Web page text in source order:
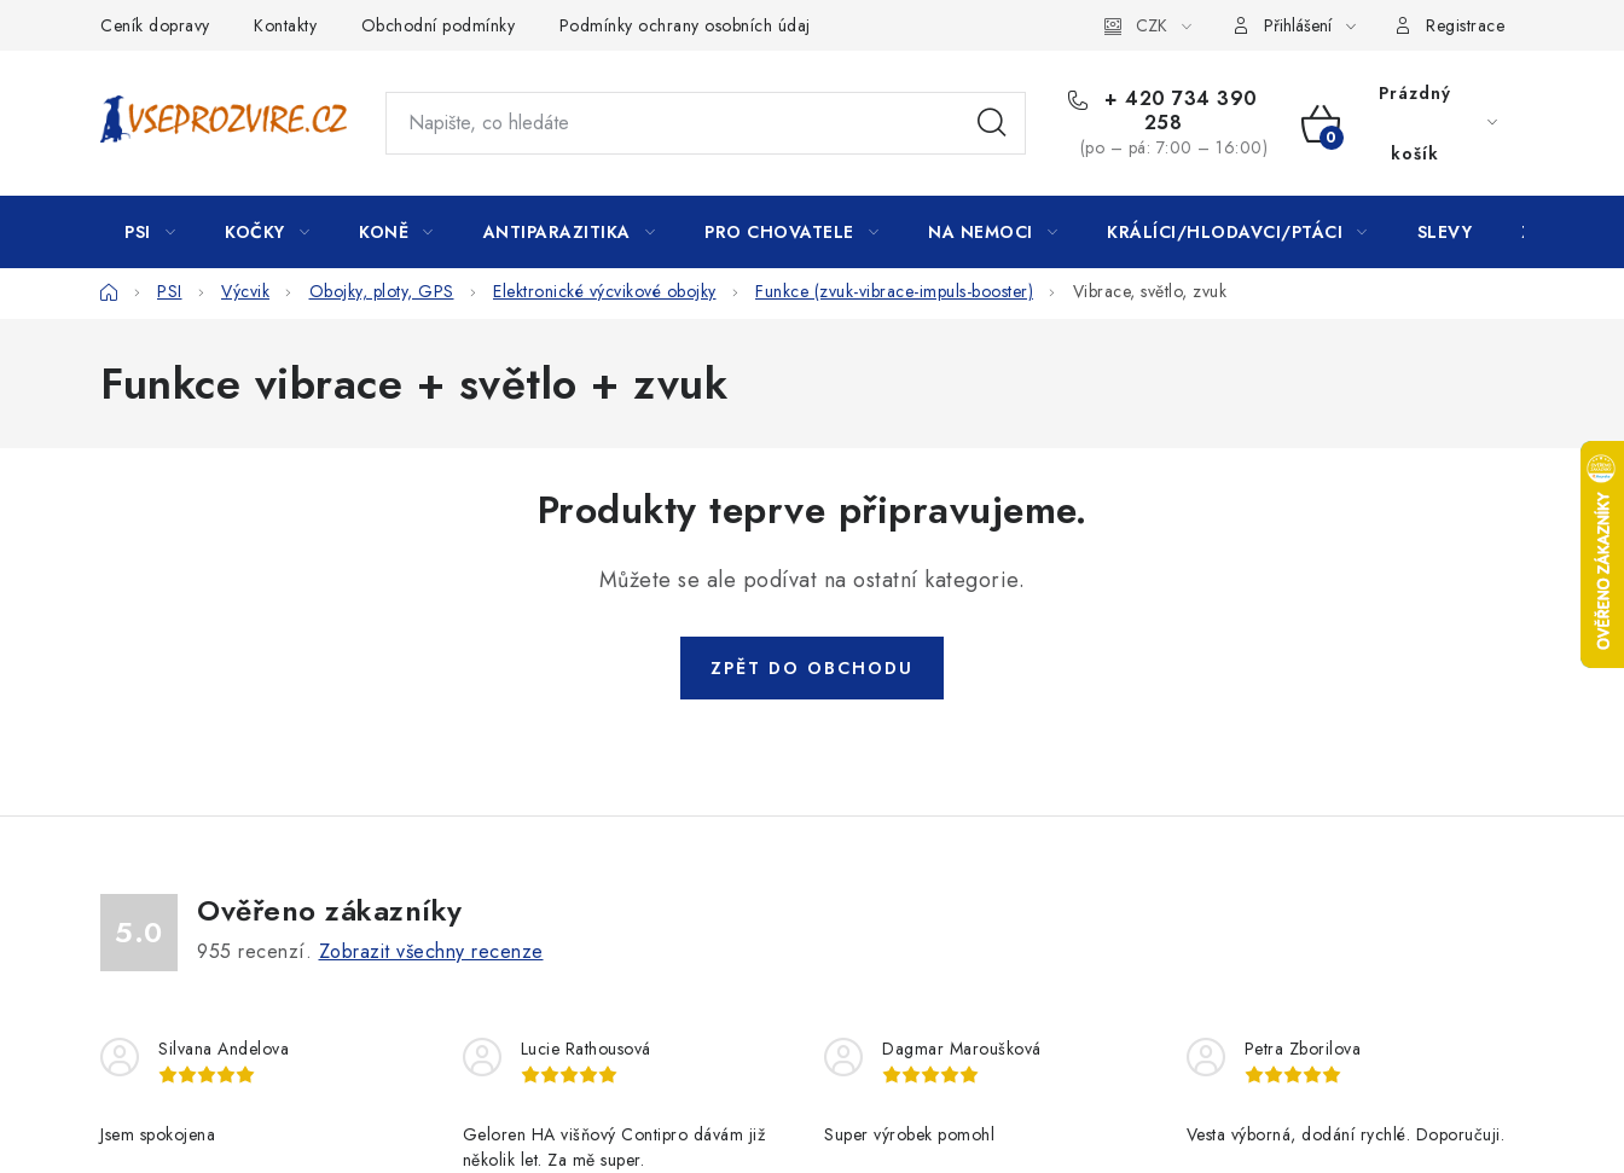
Ceník dopravy Kontakty Obchodní podmínky Podmínky ochrany osobních údajů CZK Přihlášení Registrace
+ 420 734 390
258
(po – pá: 7:00 – 16:00)
NÁKUPNÍ
KOŠÍK
Prázdný
košík
PSI KOČKY KONĚ ANTIPARAZITIKA PRO CHOVATELE NA NEMOCI KRÁLÍCI/HLODAVCI/PTÁCI SLEVY ZNAČKY
DomůPSI Výcvik Obojky, ploty, GPS Elektronické výcvikové obojky Funkce (zvuk-vibrace-impuls-booster) Vibrace, světlo, zvuk
Funkce vibrace + světlo + zvuk
Produkty teprve připravujeme.
Můžete se ale podívat na ostatní kategorie.
ZPĚT DO OBCHODU
5.0
Ověřeno zákazníky
955 recenzí. Zobrazit všechny recenze
Silvana Andelova
Jsem spokojena
Lucie Rathousová
Geloren HA višňový Contipro dávám již
několik let. Za mě super.
Dagmar Maroušková
Super výrobek pomohl
Petra Zborilova
Vesta výborná, dodání rychlé. Doporučuji.